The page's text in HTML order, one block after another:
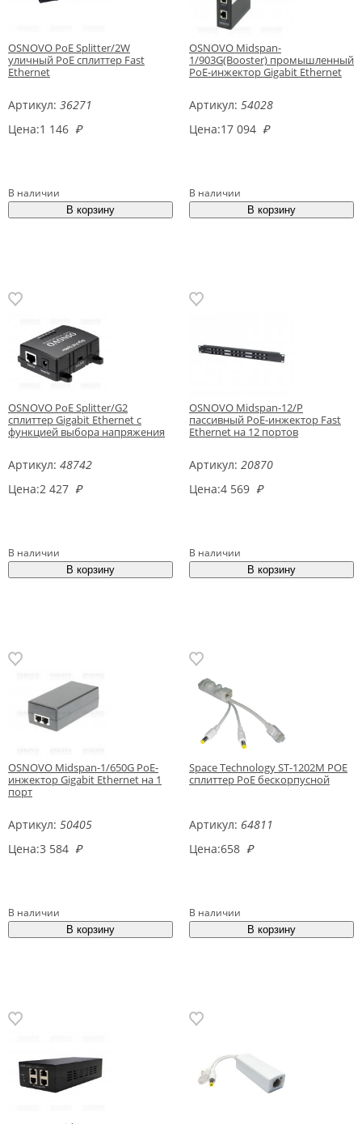
OSNOVO PoE Splitter/2W
уличный PoE сплиттер Fast
Ethernet
Артикул: 36271
Цена:1 146 ₽
В наличии
OSNOVO Midspan-
1/903G(Booster) промышленный
PoE-инжектор Gigabit Ethernet
Артикул: 54028
Цена:17 094 ₽
В наличии
OSNOVO PoE Splitter/G2
сплиттер Gigabit Ethernet с
функцией выбора напряжения
Артикул: 48742
Цена:2 427 ₽
В наличии
OSNOVO Midspan-12/P
пассивный PoE-инжектор Fast
Ethernet на 12 портов
Артикул: 20870
Цена:4 569 ₽
В наличии
OSNOVO Midspan-1/650G PoE-
инжектор Gigabit Ethernet на 1
порт
Артикул: 50405
Цена:3 584 ₽
В наличии
Space Technology ST-1202M POE
сплиттер PoE бескорпусной
Артикул: 64811
Цена:658 ₽
В наличии